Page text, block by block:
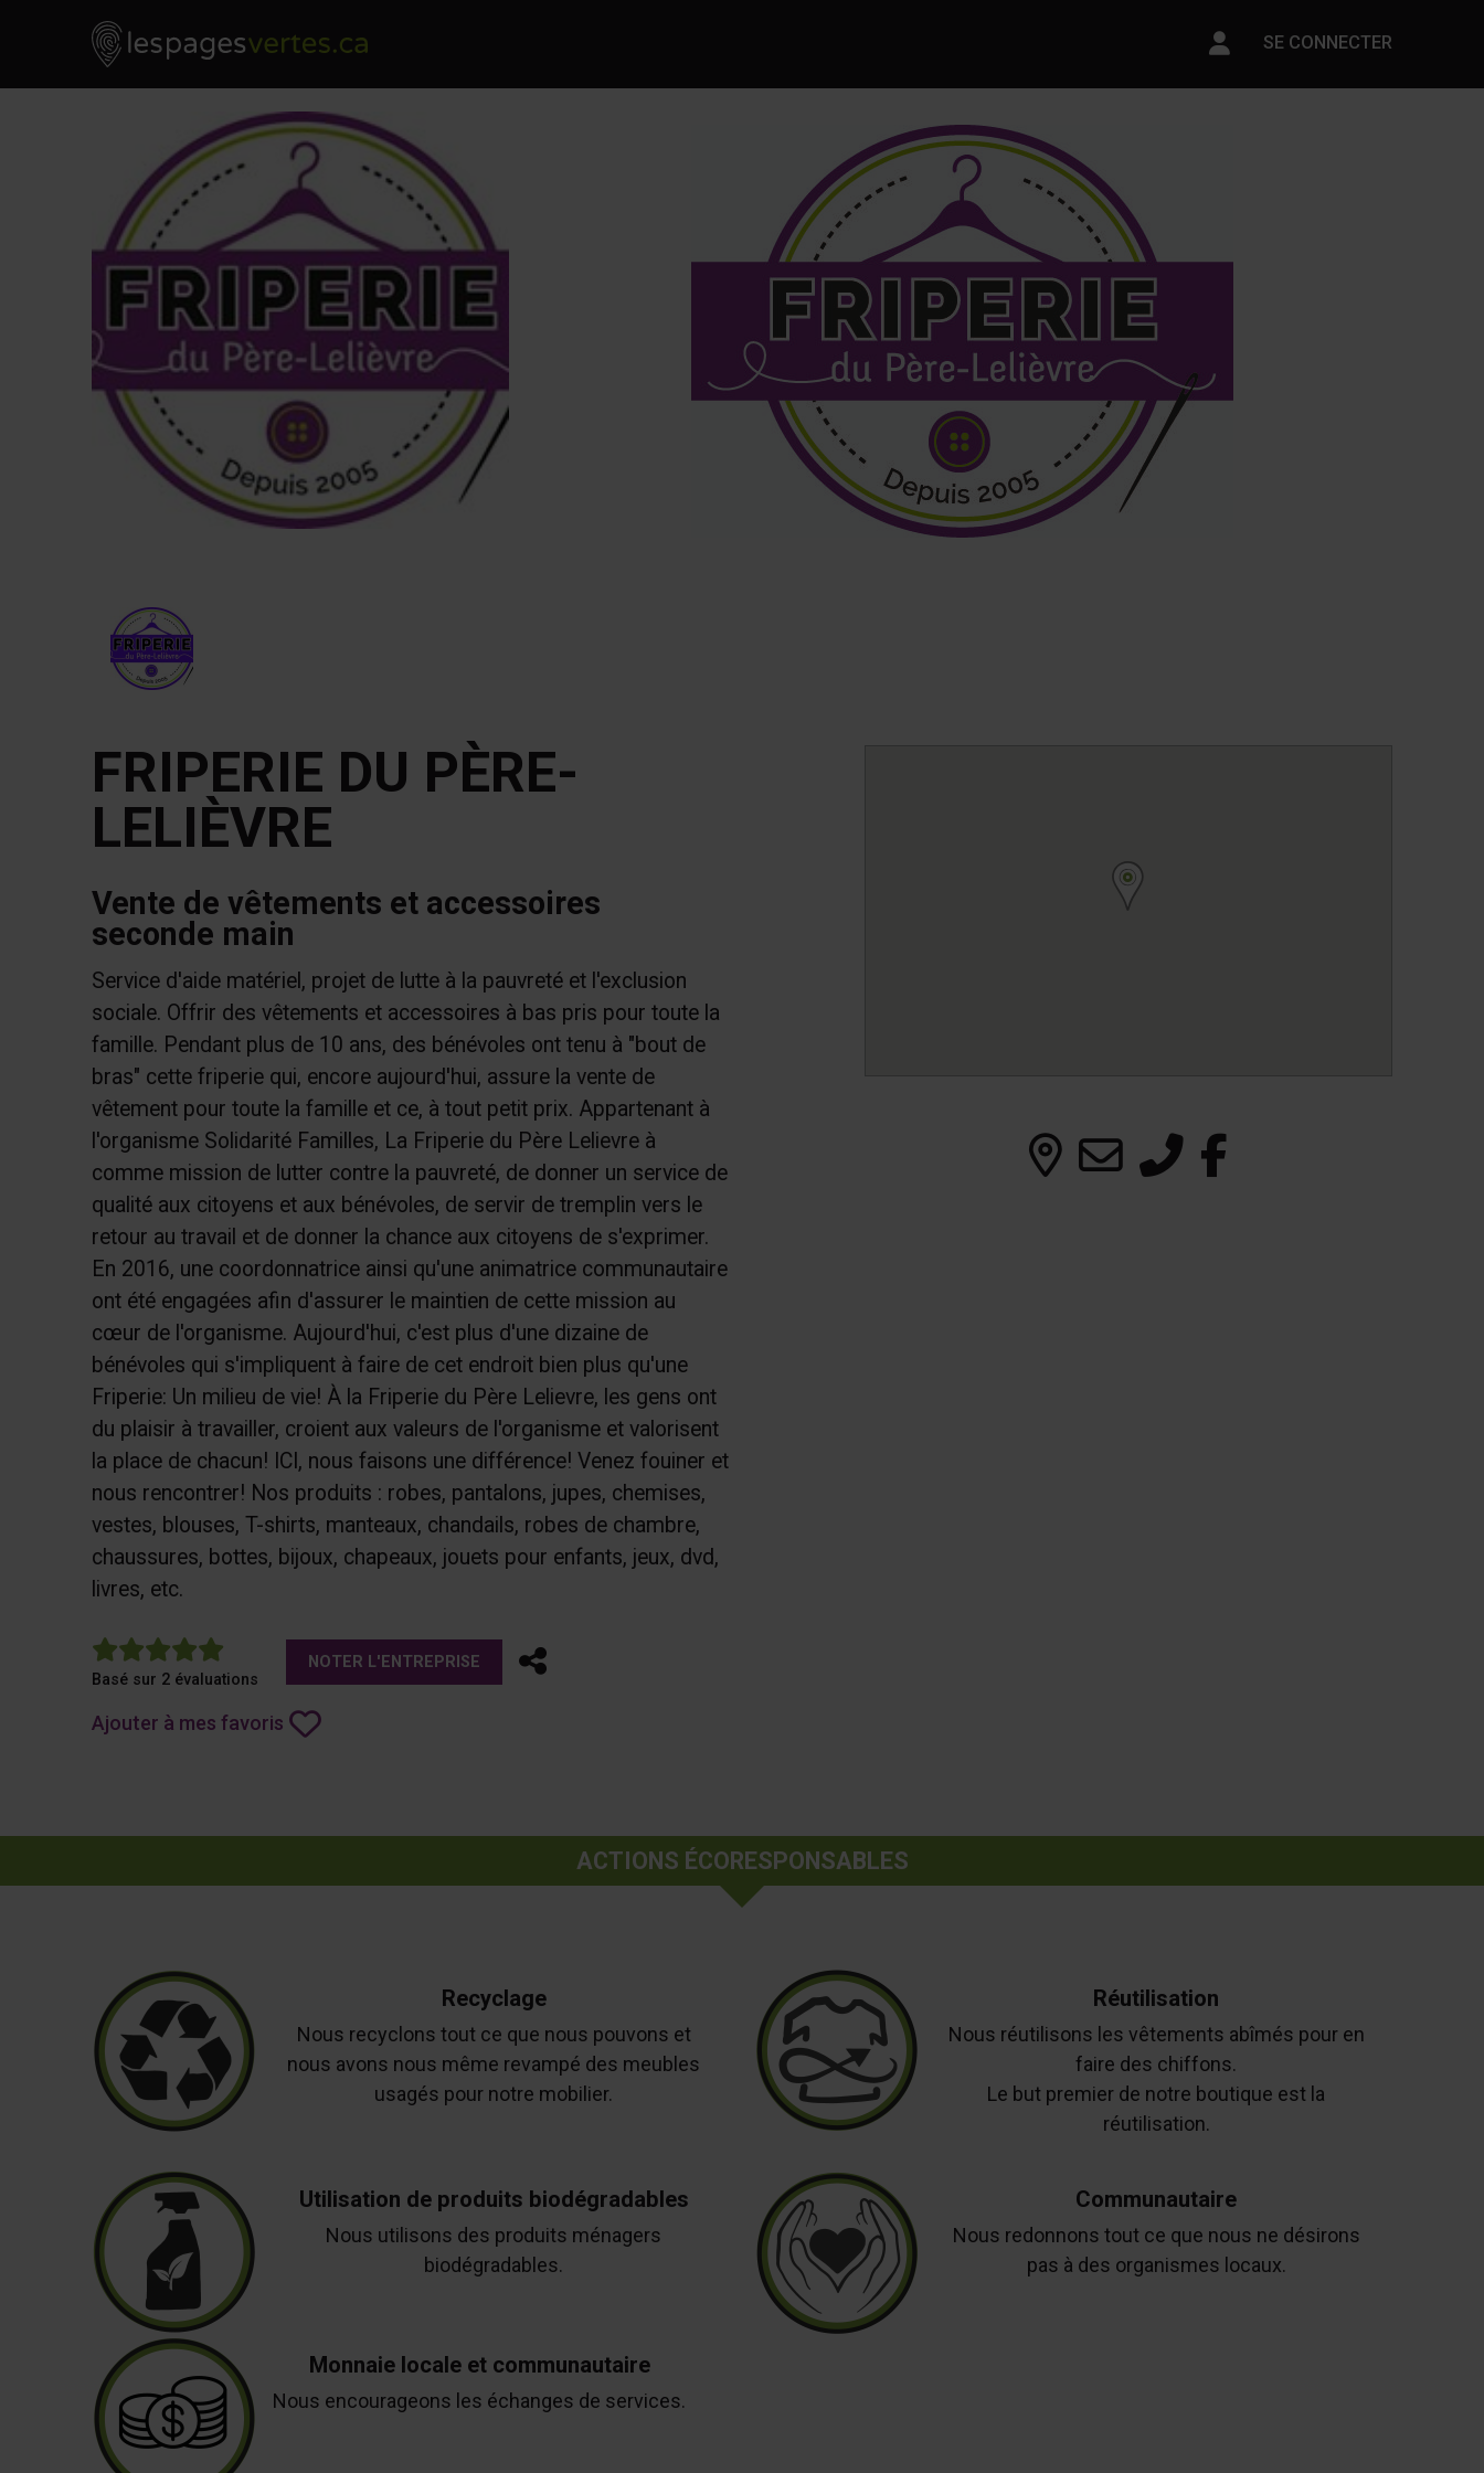
Skip to contentLes Pages Vertes - Go to homepage
Paramètres du compte
SE CONNECTER
FRIPERIE DU PÈRE-
LELIÈVRE
Vente de vêtements et accessoires
seconde main
Service d'aide matériel, projet de lutte à la pauvreté et l'exclusion
sociale. Offrir des vêtements et accessoires à bas pris pour toute la
famille. Pendant plus de 10 ans, des bénévoles ont tenu à "bout de
bras" cette friperie qui, encore aujourd'hui, assure la vente de
vêtement pour toute la famille et ce, à tout petit prix. Appartenant à
l'organisme Solidarité Familles, La Friperie du Père Lelievre à
comme mission de lutter contre la pauvreté, de donner un service de
qualité aux citoyens et aux bénévoles, de servir de tremplin vers le
retour au travail et de donner la chance aux citoyens de s'exprimer.
En 2016, une coordonnatrice ainsi qu'une animatrice communautaire
ont été engagées afin d'assurer le maintien de cette mission au
cœur de l'organisme. Aujourd'hui, c'est plus d'une dizaine de
bénévoles qui s'impliquent à faire de cet endroit bien plus qu'une
Friperie: Un milieu de vie! À la Friperie du Père Lelievre, les gens ont
du plaisir à travailler, croient aux valeurs de l'organisme et valorisent
la place de chacun! ICI, nous faisons une différence! Venez fouiner et
nous rencontrer! Nos produits : robes, pantalons, jupes, chemises,
vestes, blouses, T-shirts, manteaux, chandails, robes de chambre,
chaussures, bottes, bijoux, chapeaux, jouets pour enfants, jeux, dvd,
livres, etc.
5
Basé sur 2 évaluations
NOTER L'ENTREPRISE Partager
Ajouter à mes favoris
ACTIONS ÉCORESPONSABLES
Recyclage
Nous recyclons tout ce que nous pouvons et
nous avons nous même revampé des meubles
usagés pour notre mobilier.
Réutilisation
Nous réutilisons les vêtements abîmés pour en
faire des chiffons.
Le but premier de notre boutique est la
réutilisation.
Utilisation de produits biodégradables
Nous utilisons des produits ménagers
biodégradables.
Communautaire
Nous redonnons tout ce que nous ne désirons
pas à des organismes locaux.
Monnaie locale et communautaire
Nous encourageons les échanges de services.